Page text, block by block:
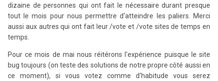
dizaine de personnes qui ont fait le nécessaire durant presque
tout le mois pour nous permettre d'atteindre les paliers. Merci
aussi aux autres qui ont fait leur /vote et /vote sites de temps en
temps.
Pour ce mois de mai nous réitérons l'expérience puisque le site
bug toujours (on teste des solutions de notre propre côté aussi en
ce moment), si vous votez comme d'habitude vous serez